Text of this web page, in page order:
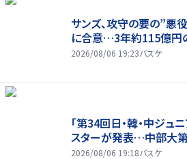
サンズ、攻守の要の”悪
に合意…3年約115億円
2026/08/06 19:23バスケ
「第34回日・韓・中ジュ
スターが発表…中部大
2026/08/06 19:18バスケ